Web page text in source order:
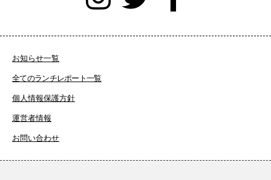
お知らせ一覧
全てのランチレポート一覧
個人情報保護方針
運営者情報
お問い合わせ